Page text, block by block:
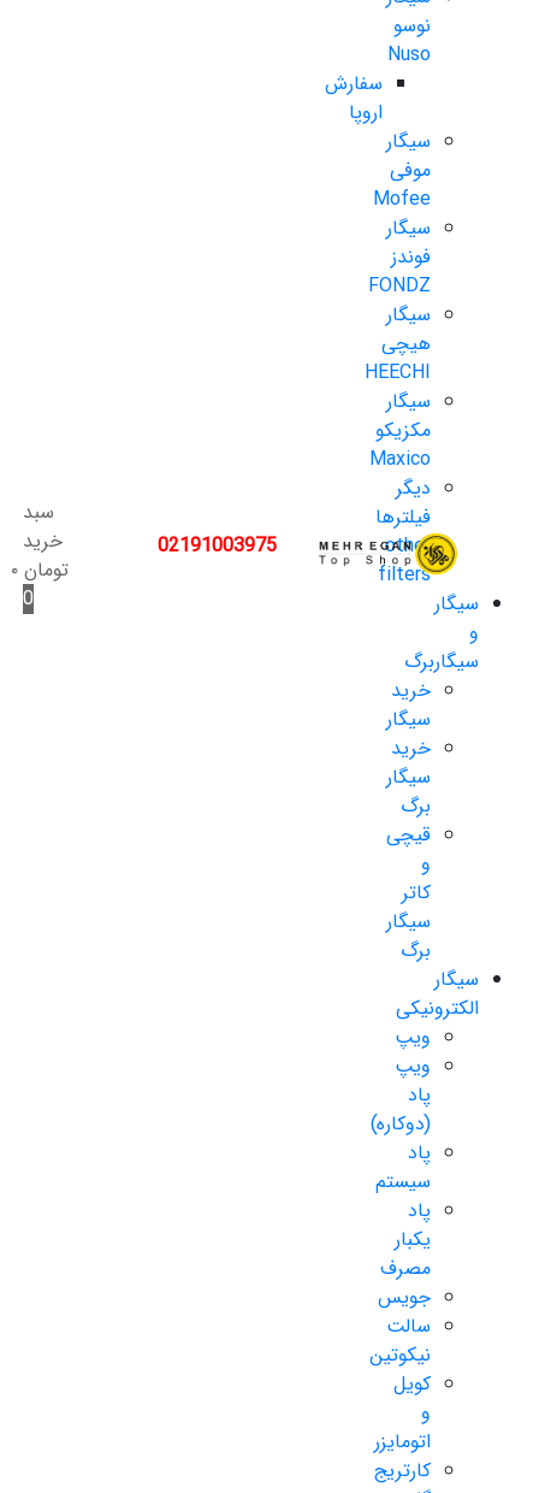
نوسو
Nuso
سفارش
اروپا
سیگار
موفی
Mofee
سیگار
فوندز
FONDZ
سیگار
هیچی
HEECHI
سیگار
مکزیکو
Maxico
دیگر
فیلترها
other
filters
سیگار
و
سیگاربرگ
خرید
سیگار
خرید
سیگار
برگ
قیچی
و
کاتر
سیگار
برگ
سیگار
الکترونیکی
ویپ
ویپ
پاد
(دوکاره)
پاد
سیستم
پاد
یکبار
مصرف
جویس
سالت
نیکوتین
کویل
و
اتومایزر
کارتریج
02191003975
سبد
خرید
تومان۰
0